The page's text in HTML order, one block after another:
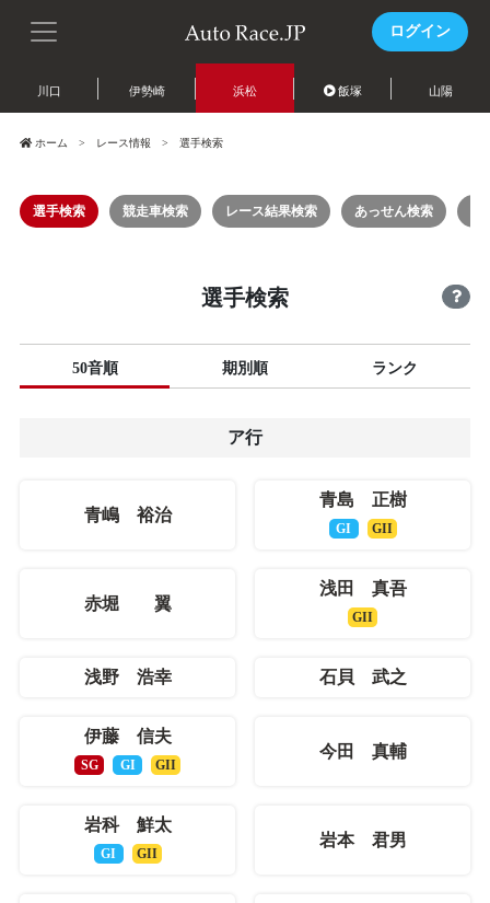
ログイン
川口 伊勢崎 浜松 飯塚 山陽
ホーム レース情報 選手検索
選手検索 競走車検索 レース結果検索 あっせん検索
選手検索
50音順 期別順 ランク
ア行
青嶋 裕治
青島 正樹
GI GII
赤堀 翼
浅田 真吾
GII
浅野 浩幸 石貝 武之
伊藤 信夫
SG GI GII
今田 真輔
岩科 鮮太
GI GII
岩本 君男